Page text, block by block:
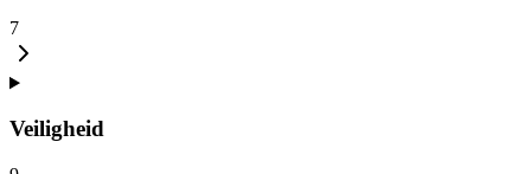
7
Veiligheid